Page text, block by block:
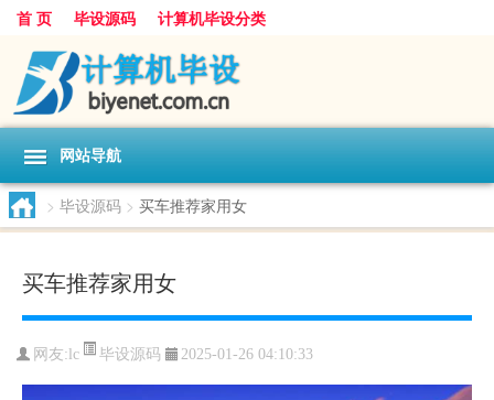
首 页 毕设源码 计算机毕设分类
网站导航
> 毕设源码 > 买车推荐家用女
买车推荐家用女
网友: lc 毕设源码 2025-01-26 04:10:33